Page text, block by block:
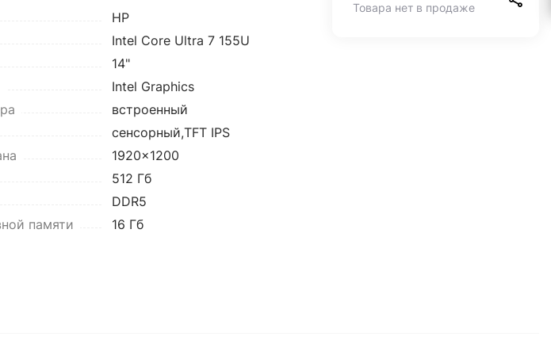
HP
Intel Core Ultra 7 155U
14"
Intel Graphics
встроенный
сенсорный,TFT IPS
1920x1200
512 Гб
DDR5
памяти
16 Гб
Товара нет в продаже